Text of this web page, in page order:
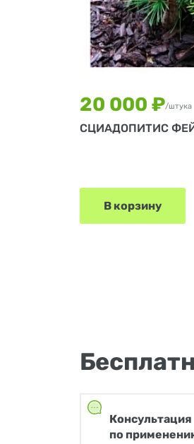
20 000 ₽/штука
СЦИАДОПИТИС
В корзину
Консультация
по